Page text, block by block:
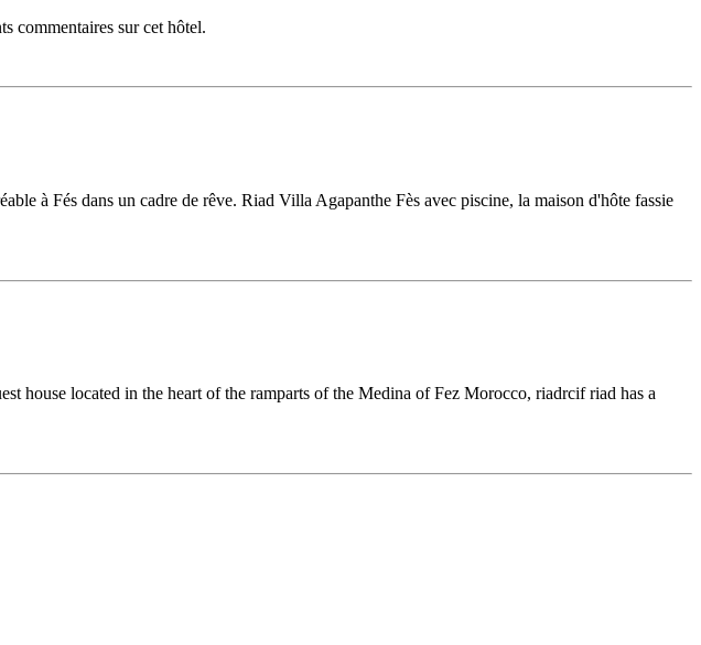
commentaires sur cet hôtel.
à Fés dans un cadre de rêve. Riad Villa Agapanthe Fès avec piscine, la maison d'hôte fassie
house located in the heart of the ramparts of the Medina of Fez Morocco, riadrcif riad has a